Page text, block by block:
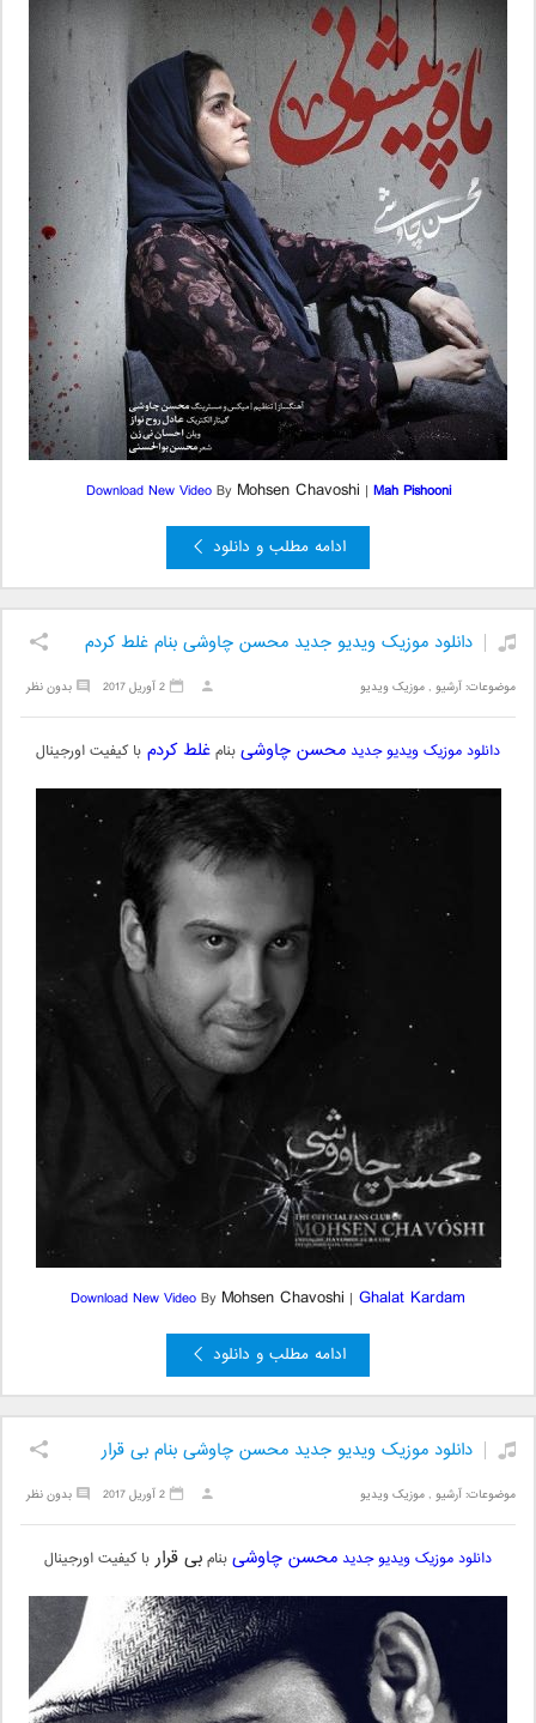
Download New VideoBy Mohsen Chavoshi | Mah Pishooni
ادامه مطلب و دانلود
دانلود موزیک ویدیو جدید محسن چاوشی بنام غلط کردم
موضوعات:آرشیو ,موزیک ویدیو بدون نظر 2 آوریل 2017
دانلود موزیک ویدیو جدید محسن چاوشیبنامغلط کردم با کیفیت اورجینال
Download New VideoBy Mohsen Chavoshi | Ghalat Kardam
ادامه مطلب و دانلود
دانلود موزیک ویدیو جدید محسن چاوشی بنام بی قرار
موضوعات:آرشیو ,موزیک ویدیو بدون نظر 2 آوریل 2017
دانلود موزیک ویدیو جدید محسن چاوشیبنامبی قرار با کیفیت اورجینال